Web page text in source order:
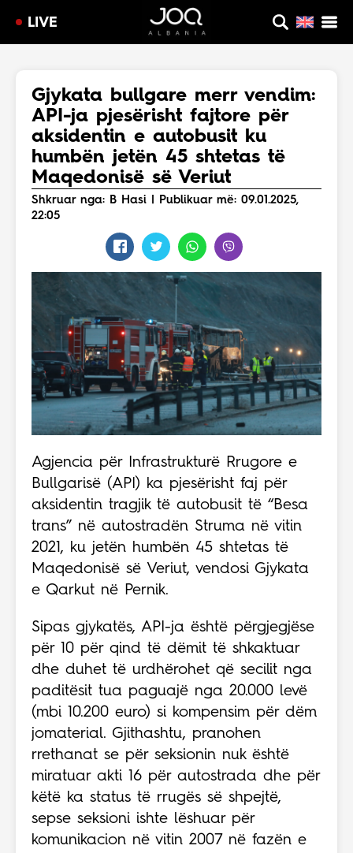
LIVE
Gjykata bullgare merr vendim:
API-ja pjesërisht fajtore për
aksidentin e autobusit ku
humbën jetën 45 shtetas të
Maqedonisë së Veriut
Shkruar nga: B Hasi | Publikuar më: 09.01.2025,
22:05
Agjencia për Infrastrukturë Rrugore e
Bullgarisë (API) ka pjesërisht faj për
aksidentin tragjik të autobusit të “Besa
trans” në autostradën Struma në vitin
2021, ku jetën humbën 45 shtetas të
Maqedonisë së Veriut, vendosi Gjykata
e Qarkut në Pernik.
Sipas gjykatës, API-ja është përgjegjëse
për 10 për qind të dëmit të shkaktuar
dhe duhet të urdhërohet që secilit nga
paditësit tua paguajë nga 20.000 levë
(mbi 10.200 euro) si kompensim për dëm
jomaterial. Gjithashtu, pranohen
rrethanat se për seksionin nuk është
miratuar akti 16 për autostrada dhe për
këtë ka status të rrugës së shpejtë,
sepse seksioni ishte lëshuar për
komunikacion në vitin 2007 në fazën e